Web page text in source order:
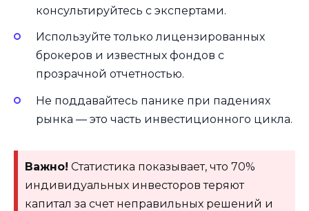
консультируйтесь с экспертами.
Используйте только лицензированных
брокеров и известных фондов с
прозрачной отчетностью.
Не поддавайтесь панике при падениях
рынка — это часть инвестиционного цикла.
Важно! Статистика показывает, что 70%
индивидуальных инвесторов теряют
капитал за счет неправильных решений и